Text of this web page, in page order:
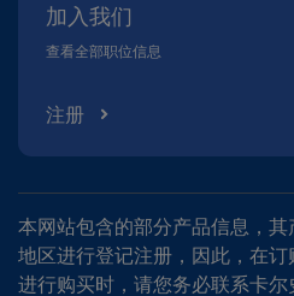
加入我们
查看全部职位信息
注册
本网站包含的部分产品信息，
地区进行登记注册，因此，在
进行购买时，请您务必联系卡